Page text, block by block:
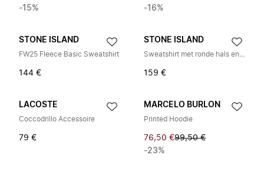
-15%
-16%
STONE ISLAND
FW25 Fleece Basic Sweatshirt
144 €
STONE ISLAND
Sweatshirt met ronde hals en geribbelde zijpanden
159 €
LACOSTE
Coccodrillo Accessoire
79 €
MARCELO BURLON
Printed Hoodie
76,50 €99,50 €
-23%